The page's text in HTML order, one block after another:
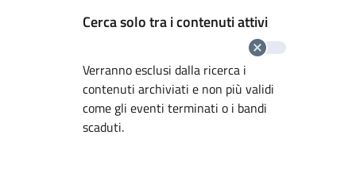
Cerca solo tra i contenuti attivi
Verranno esclusi dalla ricerca i
contenuti archiviati e non più validi
come gli eventi terminati o i bandi
scaduti.